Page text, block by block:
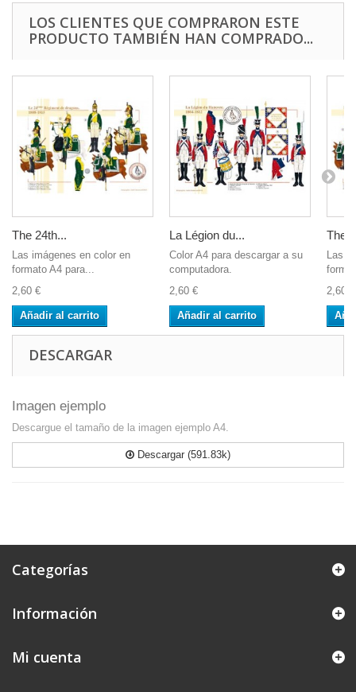
LOS CLIENTES QUE COMPRARON ESTE
PRODUCTO TAMBIÉN HAN COMPRADO...
The 24th...
Las imágenes en color en
formato A4 para...
2,60 €
Añadir al carrito
La Légion du...
Color A4 para descargar a su
computadora.
2,60 €
Añadir al carrito
The
Las
2,60 €
DESCARGAR
Imagen ejemplo
Descargue el tamaño de la imagen ejemplo A4.
Descargar (591.83k)
Categorías
Información
Mi cuenta